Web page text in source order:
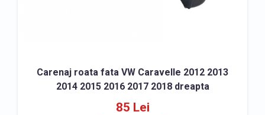
Carenaj roata fata VW Caravelle 2012 2013
2014 2015 2016 2017 2018 dreapta
85 Lei